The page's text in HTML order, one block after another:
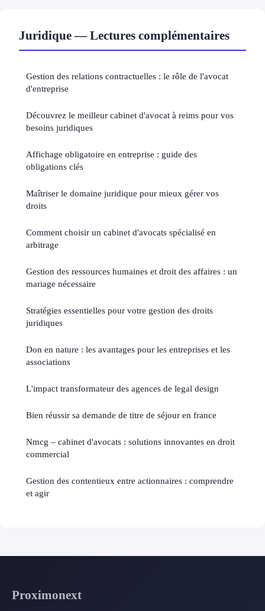
Juridique — Lectures complémentaires
Gestion des relations contractuelles : le rôle de l'avocat
d'entreprise
Découvrez le meilleur cabinet d'avocat à reims pour vos
besoins juridiques
Affichage obligatoire en entreprise : guide des
obligations clés
Maîtriser le domaine juridique pour mieux gérer vos
droits
Comment choisir un cabinet d'avocats spécialisé en
arbitrage
Gestion des ressources humaines et droit des affaires : un
mariage nécessaire
Stratégies essentielles pour votre gestion des droits
juridiques
Don en nature : les avantages pour les entreprises et les
associations
L'impact transformateur des agences de legal design
Bien réussir sa demande de titre de séjour en france
Nmcg – cabinet d'avocats : solutions innovantes en droit
commercial
Gestion des contentieux entre actionnaires : comprendre
et agir
Proximonext